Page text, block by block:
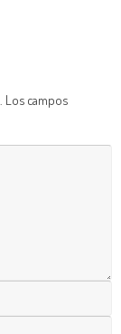
Los campos